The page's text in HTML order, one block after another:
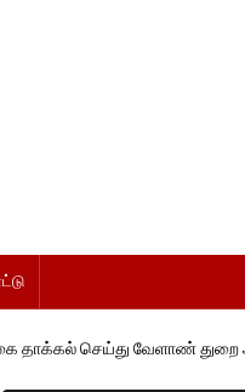
வேளாண் துறை அமைச்சர்